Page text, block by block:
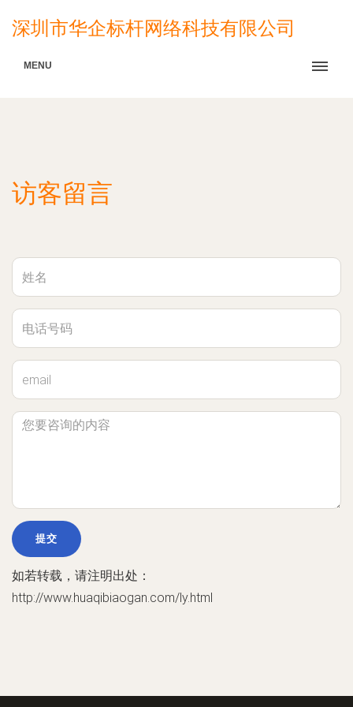
深圳市华企标杆网络科技有限公司
MENU
访客留言
如若转载，请注明出处：
http://www.huaqibiaogan.com/ly.html